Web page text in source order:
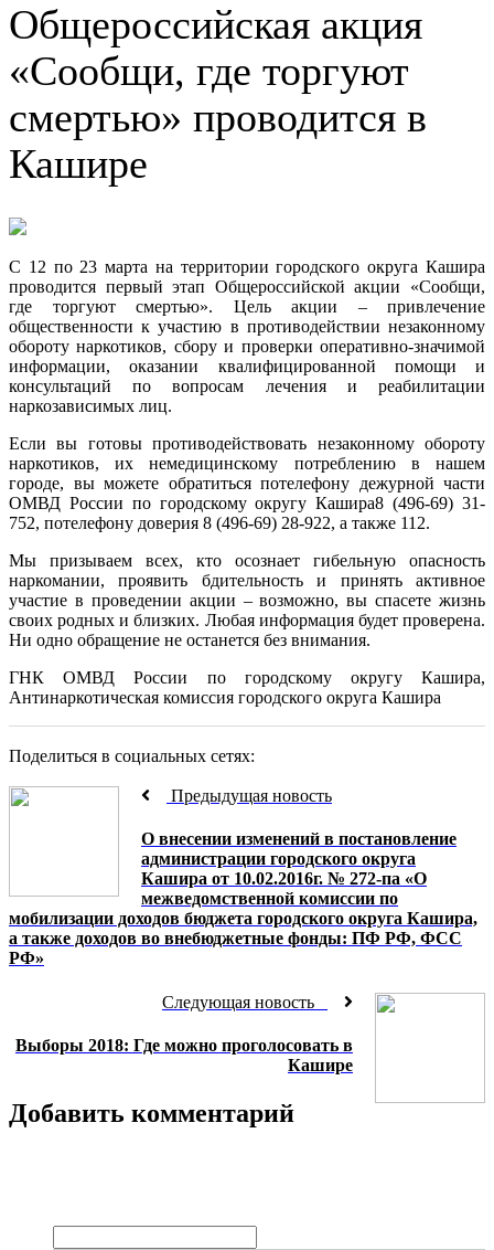
Общероссийская акция
«Сообщи, где торгуют
смертью» проводится в
Кашире
С 12 по 23 марта на территории городского округа Кашира
проводится первый этап Общероссийской акции «Сообщи,
где торгуют смертью». Цель акции – привлечение
общественности к участию в противодействии незаконному
обороту наркотиков, сбору и проверки оперативно-значимой
информации, оказании квалифицированной помощи и
консультаций по вопросам лечения и реабилитации
наркозависимых лиц.
Если вы готовы противодействовать незаконному обороту
наркотиков, их немедицинскому потреблению в нашем
городе, вы можете обратиться потелефону дежурной части
ОМВД России по городскому округу Кашира8 (496-69) 31-
752, потелефону доверия 8 (496-69) 28-922, а также 112.
Мы призываем всех, кто осознает гибельную опасность
наркомании, проявить бдительность и принять активное
участие в проведении акции – возможно, вы спасете жизнь
своих родных и близких. Любая информация будет проверена.
Ни одно обращение не останется без внимания.
ГНК ОМВД России по городскому округу Кашира,
Антинаркотическая комиссия городского округа Кашира
Поделиться в социальных сетях:
Предыдущая новость
О внесении изменений в постановление
администрации городского округа
Кашира от 10.02.2016г. № 272-па «О
межведомственной комиссии по
мобилизации доходов бюджета городского округа Кашира,
а также доходов во внебюджетные фонды: ПФ РФ, ФСС
РФ»
Следующая новость
Выборы 2018: Где можно проголосовать в
Кашире
Добавить комментарий